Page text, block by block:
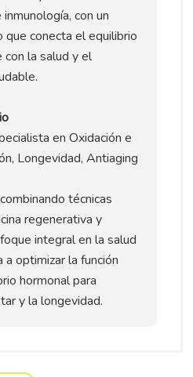
con un
conecta el equilibrio
con la salud y el
en Oxidación e
Longevidad, Antiaging
técnicas
regenerativa y
integral en la salud
a optimizar la función
hormonal para
y la longevidad.